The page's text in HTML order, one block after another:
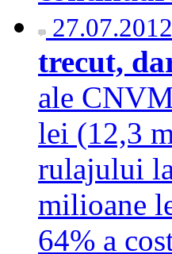
27.07.2012
trecut,
ale
lei (12,3
rulajului
milioane
64% a